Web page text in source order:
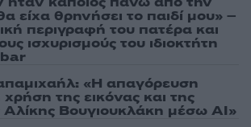
είχα θρηνήσει το παιδί μου» –
περιγραφή του πατέρα και
ισχυρισμούς του ιδιοκτήτη
«Η απαγόρευση
της εικόνας και της
Βουγιουκλάκη μέσω AI»